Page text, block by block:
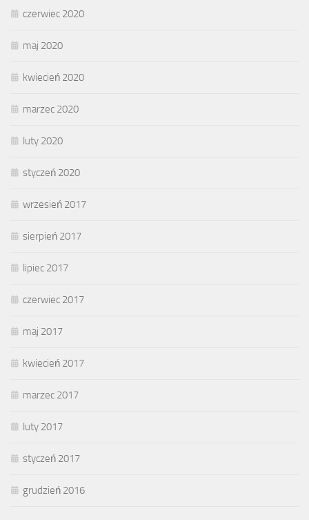
czerwiec 2020
maj 2020
kwiecień 2020
marzec 2020
luty 2020
styczeń 2020
wrzesień 2017
sierpień 2017
lipiec 2017
czerwiec 2017
maj 2017
kwiecień 2017
marzec 2017
luty 2017
styczeń 2017
grudzień 2016